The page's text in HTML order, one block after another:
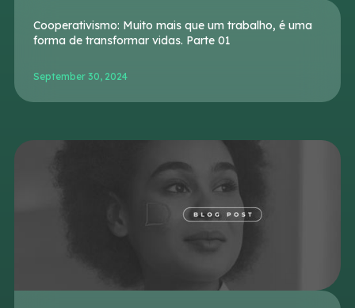
Cooperativismo: Muito mais que um trabalho, é uma
forma de transformar vidas. Parte 01
September 30, 2024